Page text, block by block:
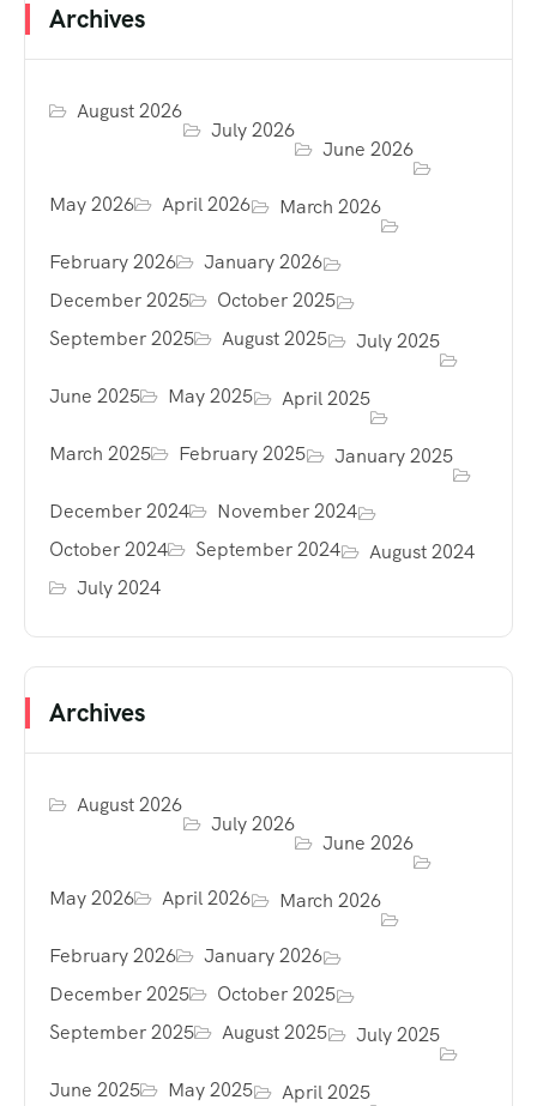
Archives
August 2026
July 2026
June 2026
May 2026 April 2026 March 2026
February 2026
January 2026
December 2025
October 2025
September 2025
August 2025 July 2025
June 2025 May 2025 April 2025
March 2025 February 2025 January 2025
December 2024
November 2024
October 2024
September 2024
August 2024
July 2024
Archives
August 2026
July 2026
June 2026
May 2026 April 2026 March 2026
February 2026
January 2026
December 2025
October 2025
September 2025
August 2025 July 2025
June 2025 May 2025 April 2025